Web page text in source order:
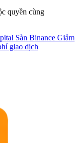
quyền cùng
Sàn Binance Giảm
giao dịch